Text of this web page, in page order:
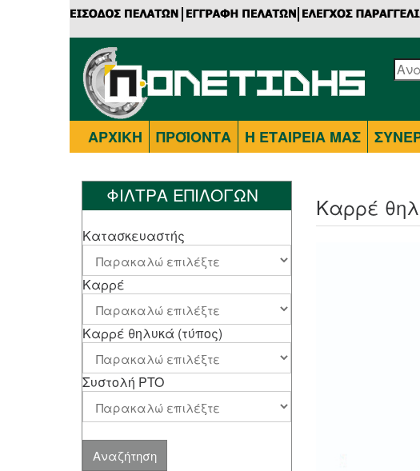
ΑΡΧΙΚΗ ΠΡΟΪΟΝΤΑ Η ΕΤΑΙΡΕΙΑ ΜΑΣ
Καρρέ
ΦΙΛΤΡΑ ΕΠΙΛΟΓΩΝ
Κατασκευαστής
Καρρέ
Καρρέ θηλυκά (τύπος)
Συστολή PTO